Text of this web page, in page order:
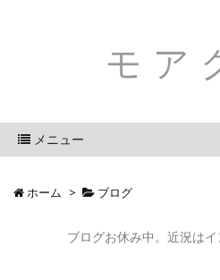
モア
メニュー
ホーム > ブログ
ブログお休み中。近況は